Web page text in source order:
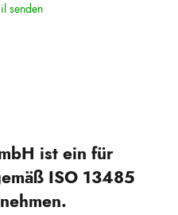
senden
ist ein für
ISO 13485